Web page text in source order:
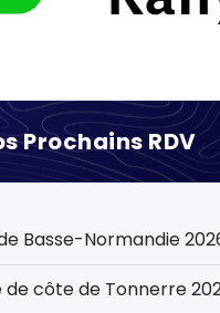
Prochains RDV
Basse-Normandie
de côte de Tonnerre